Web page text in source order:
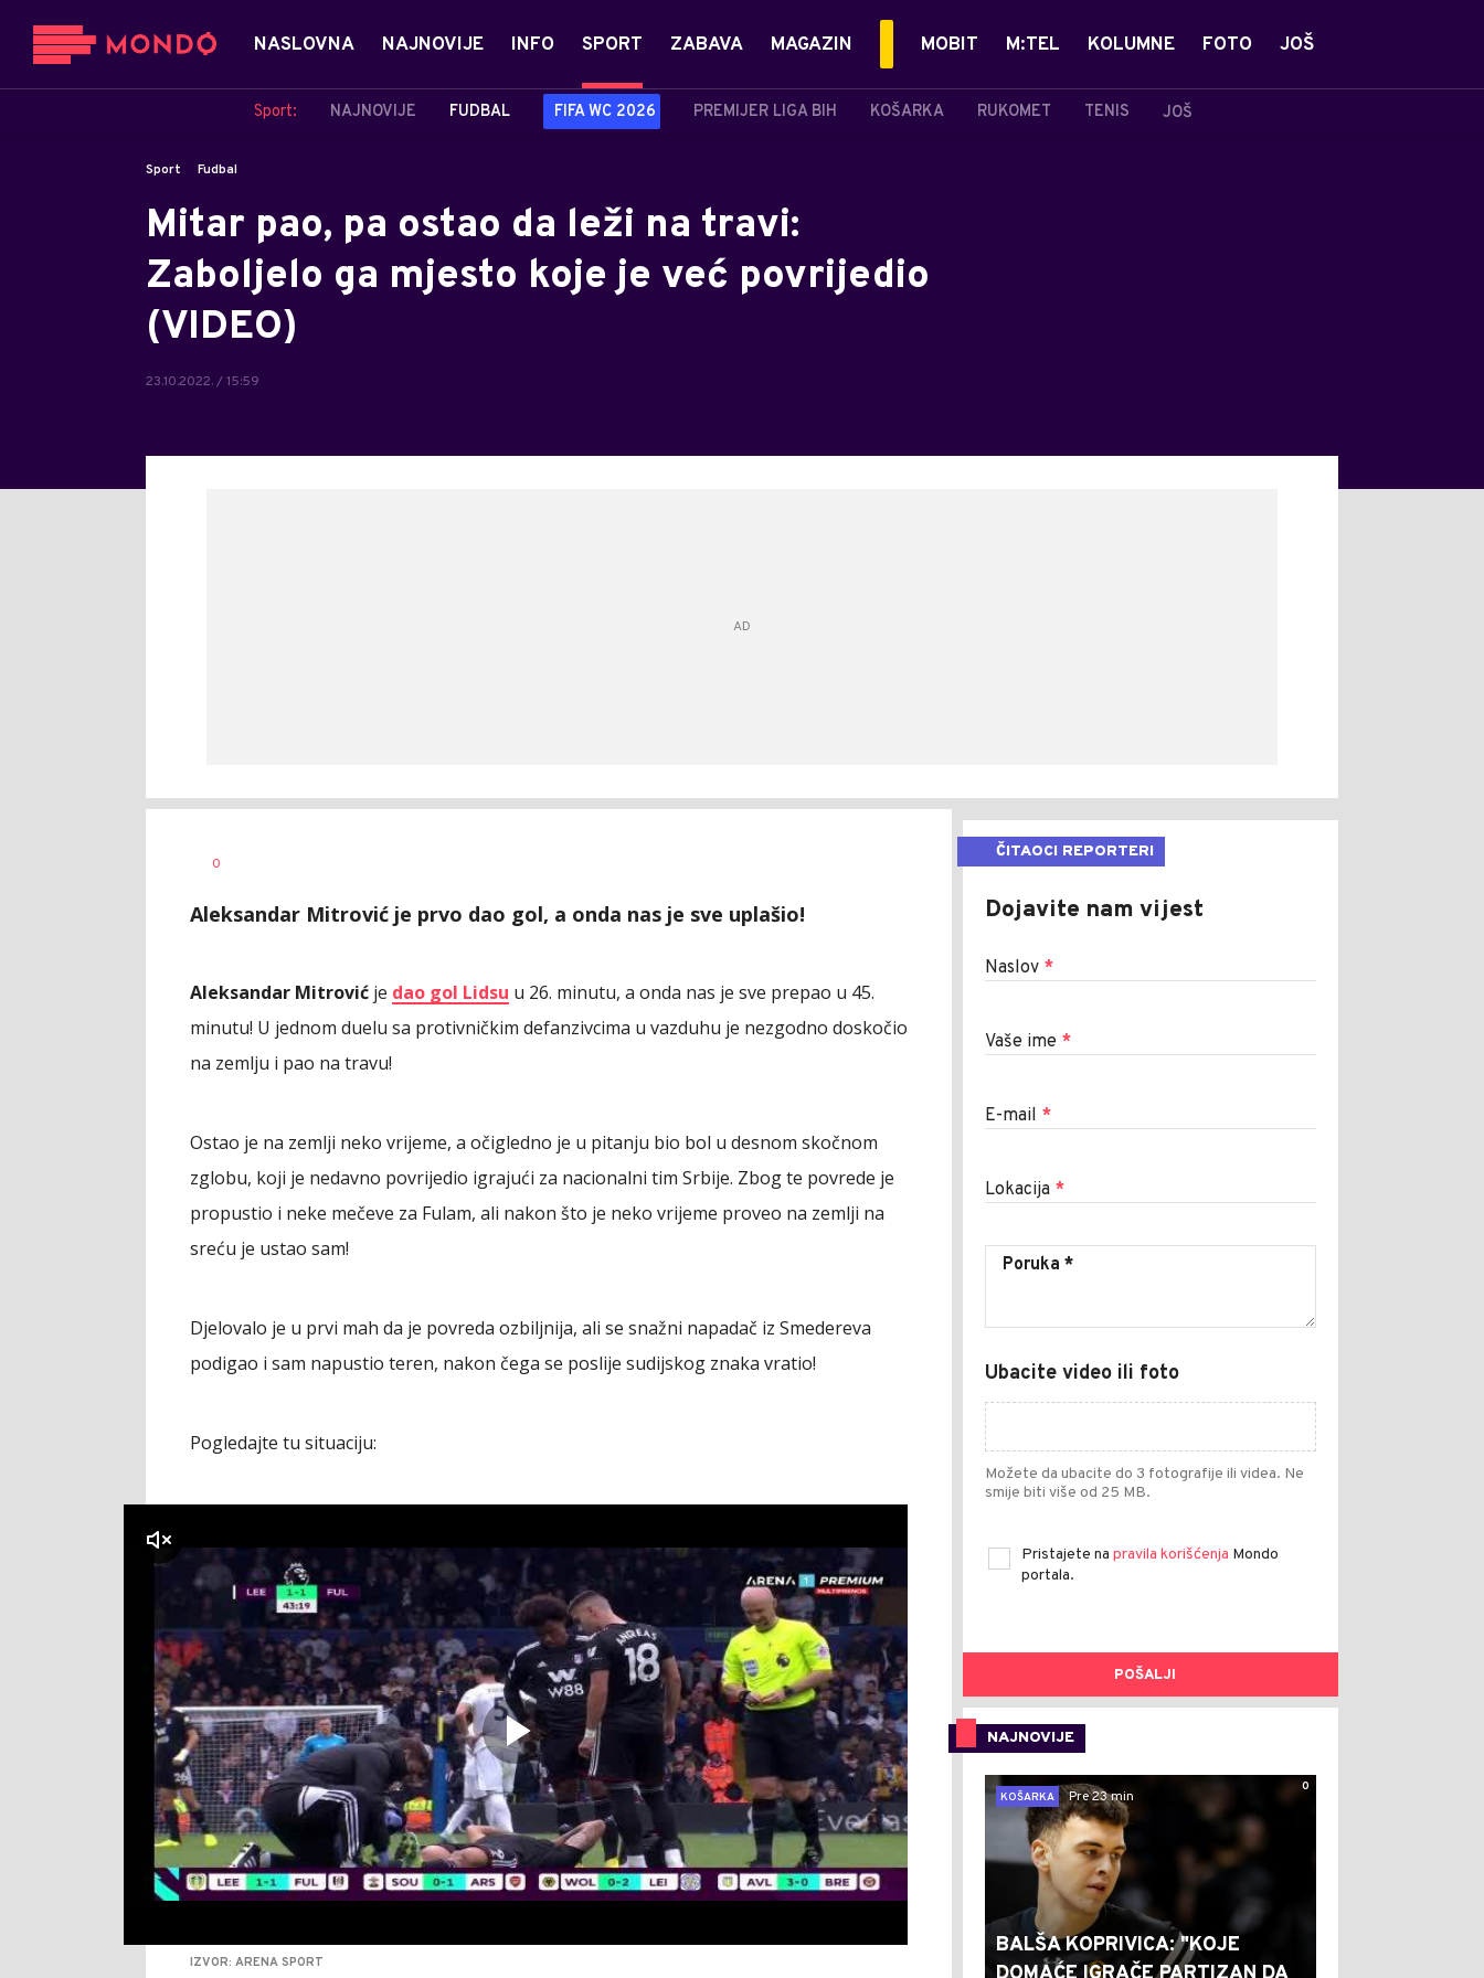
NASLOVNA NAJNOVIJE INFO SPORT
Sport: NAJNOVIJE FUDBAL FIFA WC 2026 PREMIJER LIGA BIH KOŠARKA RUKOMET TENIS JOŠ
ZABAVA MAGAZIN MOBIT M:TEL KOLUMNE FOTO JOŠ
Sport Fudbal
Mitar pao, pa ostao da leži na travi:
Zaboljelo ga mjesto koje je već povrijedio
(VIDEO)
23.10.2022. / 15:59
AUTOR
0
Aleksandar Mitrović je prvo dao gol, a onda nas je sve uplašio!
Aleksandar Mitrović je dao gol Lidsu u 26. minutu, a onda nas je sve prepao u 45.
minutu! U jednom duelu sa protivničkim defanzivcima u vazduhu je nezgodno doskočio
na zemlju i pao na travu!
Ostao je na zemlji neko vrijeme, a očigledno je u pitanju bio bol u desnom skočnom
zglobu, koji je nedavno povrijedio igrajući za nacionalni tim Srbije. Zbog te povrede je
propustio i neke mečeve za Fulam, ali nakon što je neko vrijeme proveo na zemlji na
sreću je ustao sam!
Djelovalo je u prvi mah da je povreda ozbiljnija, ali se snažni napadač iz Smedereva
podigao i sam napustio teren, nakon čega se poslije sudijskog znaka vratio!
Pogledajte tu situaciju:
IZVOR: ARENA SPORT
ČITAOCI REPORTERI
Dojavite nam vijest
Naslov *
Vaše ime *
E-mail *
Lokacija *
Ubacite video ili foto
Možete da ubacite do 3 fotografije ili videa. Ne
smije biti više od 25 MB.
Pristajete na pravila korišćenja Mondo
portala.
POŠALJI
NAJNOVIJE
0
KOŠARKA
Pre 23 min
BALŠA KOPRIVICA: "KOJE